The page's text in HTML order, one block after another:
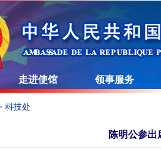
走进使馆 领事服务
科技处
陈明公参出